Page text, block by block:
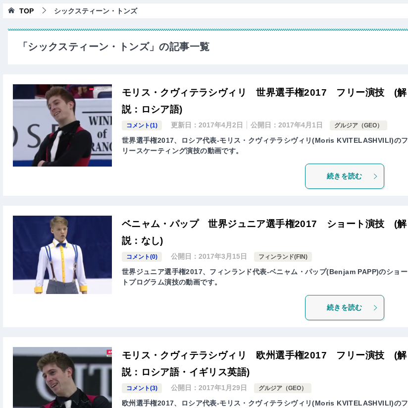
TOP シックスティーン・トンズ
「シックスティーン・トンズ」の記事一覧
モリス・クヴィテラシヴィリ 世界選手権2017 フリー演技 (解
説：ロシア語)
コメント(1) 更新日：2017年4月2日 公開日：2017年4月1日 グルジア（GEO）
世界選手権2017、ロシア代表-モリス・クヴィテラシヴィリ(Moris KVITELASHVILI)のフ
リースケーティング演技の動画です。
続きを読む
ベニャム・パップ 世界ジュニア選手権2017 ショート演技 (解
説：なし)
コメント(0) 公開日：2017年3月15日 フィンランド(FIN)
世界ジュニア選手権2017、フィンランド代表-ベニャム・パップ(Benjam PAPP)のショー
トプログラム演技の動画です。
続きを読む
モリス・クヴィテラシヴィリ 欧州選手権2017 フリー演技 (解
説：ロシア語・イギリス英語)
コメント(3) 公開日：2017年1月29日 グルジア（GEO）
欧州選手権2017、ロシア代表-モリス・クヴィテラシヴィリ(Moris KVITELASHVILI)のフ